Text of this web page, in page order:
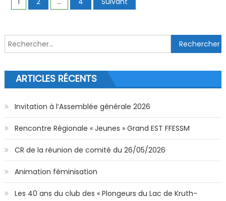
Rechercher :
ARTICLES RÉCENTS
Invitation à l’Assemblée générale 2026
Rencontre Régionale « Jeunes » Grand EST FFESSM
CR de la réunion de comité du 26/05/2026
Animation féminisation
Les 40 ans du club des « Plongeurs du Lac de Kruth-